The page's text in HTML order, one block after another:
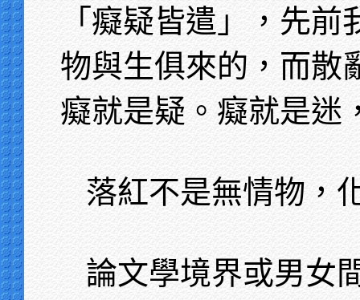
「癡疑皆遣」，先
物與生俱來的，而散
癡就是疑。癡就是迷
落紅不是無情物，
論文學境界或男女